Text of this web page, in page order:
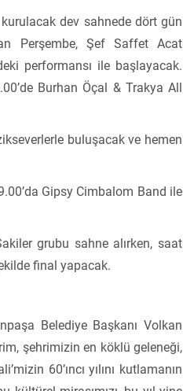
dev sahnede dört gün
Perşembe, Şef Saffet Acat
performansı ile başlayacak.
Burhan Öçal & Trakya All
buluşacak ve hemen
Gipsy Cimbalom Band ile
grubu sahne alırken, saat
final yapacak.
Belediye Başkanı Volkan
şehrimizin en köklü geleneği,
60’ıncı yılını kutlamanın